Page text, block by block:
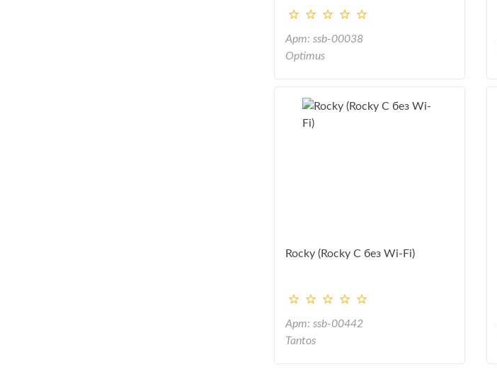
Арт: ssb-00038
Optimus
Rocky (Rocky С без Wi-Fi)
Арт: ssb-00442
Tantos